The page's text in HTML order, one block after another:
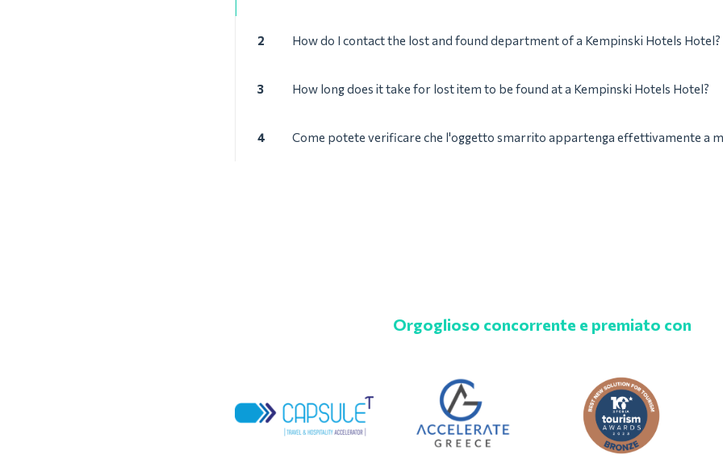
2 How do I contact the lost and found department of a Kempinski Hotels Hotel?
3 How long does it take for lost item to be found at a Kempinski Hotels Hotel?
4 Come potete verificare che l'oggetto smarrito appartenga effettivamente a
Orgoglioso concorrente e premiato con